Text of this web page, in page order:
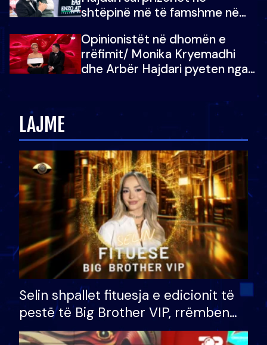
shtëpinë më të famshme në
vajzën e tij
Opinionistët në dhomën e
rrëfimit/ Monika Kryemadhi
dhe Arbër Hajdari pyeten nga
zëvendësonit njëri-tjetrin?
LAJME
Selin shpallet fituesja e edicionit të
pestë të Big Brother VIP, rrëmben
çmimin e madh prej 100 mijë eurosh